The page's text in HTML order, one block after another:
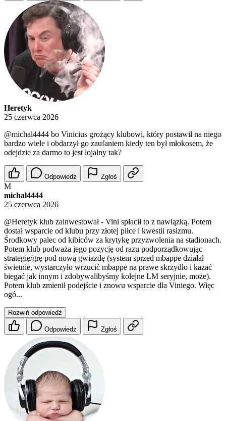
Heretyk
25 czerwca 2026
@michal4444 bo Vinicius grożący klubowi, który postawił na niego
bardzo wiele i obdarzył go zaufaniem kiedy ten był młokosem, że
odejdzie za darmo to jest lojalny tak?
Odpowiedz Zgłoś
M
michal4444
25 czerwca 2026
@Heretyk klub zainwestował - Vini spłacił to z nawiązką. Potem
dostał wsparcie od klubu przy złotej piłce i kwestii rasizmu.
Środkowy palec od kibiców za krytykę przyzwolenia na stadionach.
Potem klub podważa jego pozycję od razu podporządkowując
strategię/grę pod nową gwiazdę (system sprzed mbappe działał
świetnie, wystarczyło wrzucić mbappe na prawe skrzydło i kazać
biegać jak innym i zdobywalibyśmy kolejne LM seryjnie, może).
Potem klub zmienił podejście i znowu wsparcie dla Viniego. Więc
ogó...
Rozwiń odpowiedź
Odpowiedz Zgłoś